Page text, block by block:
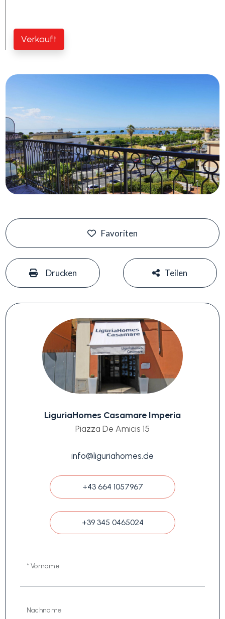
Verkauft
Favoriten
Drucken Teilen
LiguriaHomes Casamare Imperia
Piazza De Amicis 15
info@liguriahomes.de
+43 664 1057967
+39 345 0465024
* Vorname
Nachname
Mehrfachauswahl
Balkon / Terrasse
Aufzug
Schwimmbad
Meerblick